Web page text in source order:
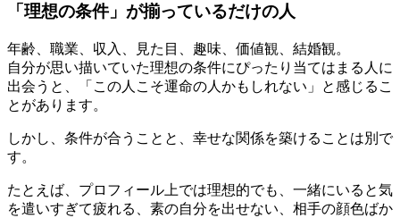
「理想の条件」が揃っているだけの人
年齢、職業、収入、見た目、趣味、価値観、結婚観。
自分が思い描いていた理想の条件にぴったり当てはまる人に
出会うと、「この人こそ運命の人かもしれない」と感じるこ
とがあります。
しかし、条件が合うことと、幸せな関係を築けることは別で
す。
たとえば、プロフィール上では理想的でも、一緒にいると気
を遣いすぎて疲れる、素の自分を出せない、相手の顔色ばか